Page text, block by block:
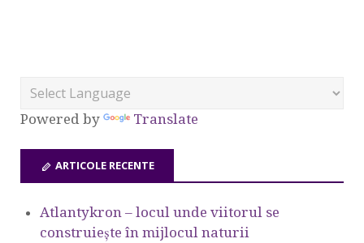
Powered by Translate
ARTICOLE RECENTE
Atlantykron – locul unde viitorul se
construiește în mijlocul naturii